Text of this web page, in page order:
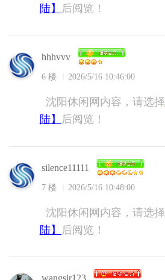
陆】
后阅览！
hhhvvv
6 楼 2026/5/16 10:46:00
沈阳休闲网内容，请选择
陆】
后阅览！
silence11111
7 楼 2026/5/16 10:48:00
沈阳休闲网内容，请选择
陆】
后阅览！